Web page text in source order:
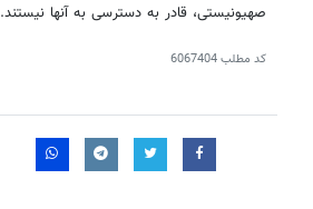
صهیونیستی، قادر به دسترسی به آنها نیستند.
کد مطلب6067404